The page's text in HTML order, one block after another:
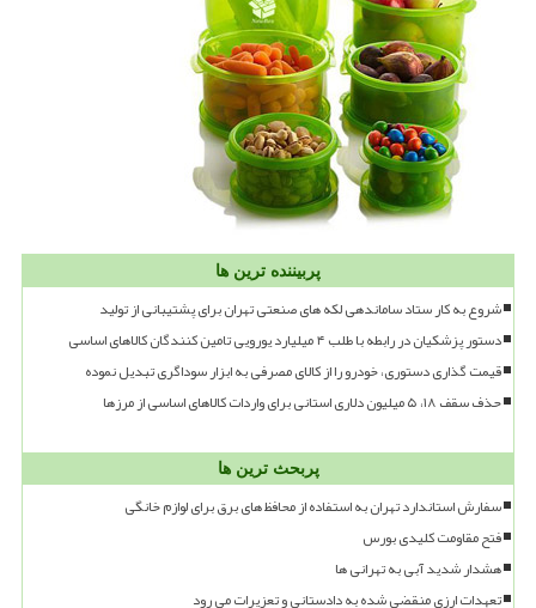
پربیننده ترین ها
شروع به کار ستاد ساماندهی لکه های صنعتی تهران برای پشتیبانی از تولید
دستور پزشکیان در رابطه با طلب ۴ میلیارد یورویی تامین کنندگان کالاهای اساسی
قیمت گذاری دستوری، خودرو را از کالای مصرفی به ابزار سوداگری تبدیل نموده
حذف سقف ۱۸، ۵ میلیون دلاری استانی برای واردات کالاهای اساسی از مرزها
پربحث ترین ها
سفارش استاندارد تهران به استفاده از محافظ های برق برای لوازم خانگی
فتح مقاومت کلیدی بورس
هشدار شدید آبی به تهرانی ها
تعهدات ارزی منقضی شده به دادستانی و تعزیرات می رود